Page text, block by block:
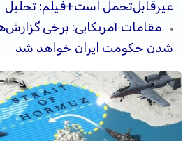
غیرقابل‌تحمل است+فیلم: تحلیل
مقامات آمریکایی: برخی
شدن حکومت ایران خواهد شد